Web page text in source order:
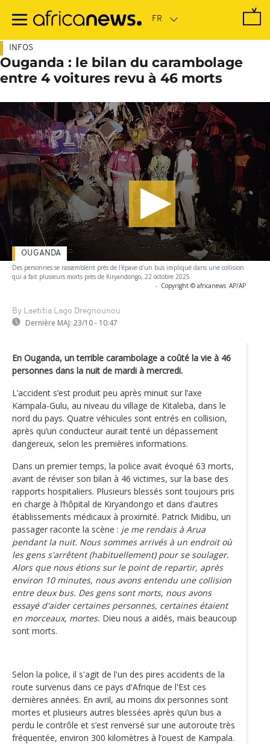
contenu
INFOS
Ouganda : le bilan du carambolage
entre 4 voitures revu à 46 morts
Des personnes se rassemblent près de l'épave d'un bus impliqué dans une collision
qui a fait plusieurs morts près de Kiryandongo, 22 octobre 2025.
- Copyright © africanews AP/AP
By Laetitia Lago Dregnounou
Dernière MAJ: 23/10 - 10:47
OUGANDA
En Ouganda, un terrible carambolage a coûté la vie à 46
personnes dans la nuit de mardi à mercredi.
L’accident s’est produit peu après minuit sur l’axe
Kampala-Gulu, au niveau du village de Kitaleba, dans le
nord du pays. Quatre véhicules sont entrés en collision,
après qu’un conducteur aurait tenté un dépassement
dangereux, selon les premières informations.
Dans un premier temps, la police avait évoqué 63 morts,
avant de réviser son bilan à 46 victimes, sur la base des
rapports hospitaliers. Plusieurs blessés sont toujours pris
en charge à l’hôpital de Kiryandongo et dans d’autres
établissements médicaux à proximité. Patrick Midibu, un
passager raconte la scène : je me rendais à Arua
pendant la nuit. Nous sommes arrivés à un endroit où
les gens s'arrêtent (habituellement) pour se soulager.
Alors que nous étions sur le point de repartir, après
environ 10 minutes, nous avons entendu une collision
entre deux bus. Des gens sont morts, nous avons
essayé d'aider certaines personnes, certaines étaient
en morceaux, mortes. Dieu nous a aidés, mais beaucoup
sont morts.
Selon la police, il s'agit de l'un des pires accidents de la
route survenus dans ce pays d'Afrique de l'Est ces
dernières années. En avril, au moins dix personnes sont
mortes et plusieurs autres blessées après qu’un bus a
perdu le contrôle et s’est renversé sur une autoroute très
fréquentée, environ 300 kilomètres à l’ouest de Kampala.